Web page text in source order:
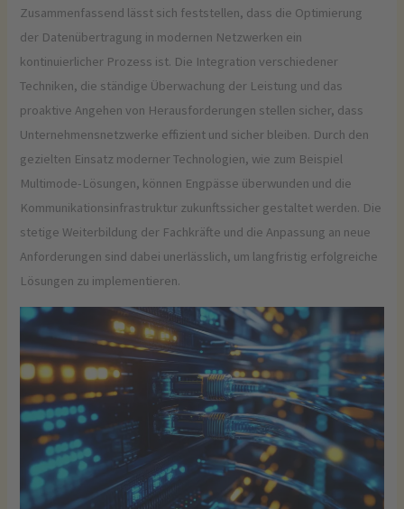
Zusammenfassend lässt sich feststellen, dass die Optimierung
der Datenübertragung in modernen Netzwerken ein
kontinuierlicher Prozess ist. Die Integration verschiedener
Techniken, die ständige Überwachung der Leistung und das
proaktive Angehen von Herausforderungen stellen sicher, dass
Unternehmensnetzwerke effizient und sicher bleiben. Durch den
gezielten Einsatz moderner Technologien, wie zum Beispiel
Multimode-Lösungen, können Engpässe überwunden und die
Kommunikationsinfrastruktur zukunftssicher gestaltet werden. Die
stetige Weiterbildung der Fachkräfte und die Anpassung an neue
Anforderungen sind dabei unerlässlich, um langfristig erfolgreiche
Lösungen zu implementieren.